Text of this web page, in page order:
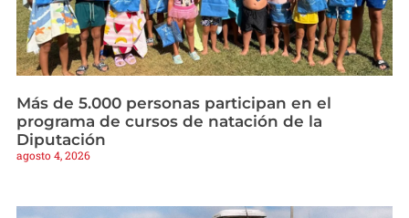
Más de 5.000 personas participan en el
programa de cursos de natación de la
Diputación
agosto 4, 2026